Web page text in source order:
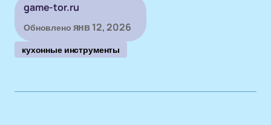
game-tor.ru
Обновлено янв 12, 2026
кухонные инструменты